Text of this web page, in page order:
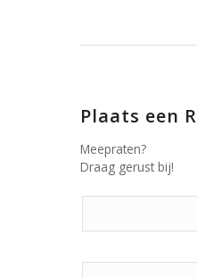
Plaats een
Meepraten?
Draag gerust bij!